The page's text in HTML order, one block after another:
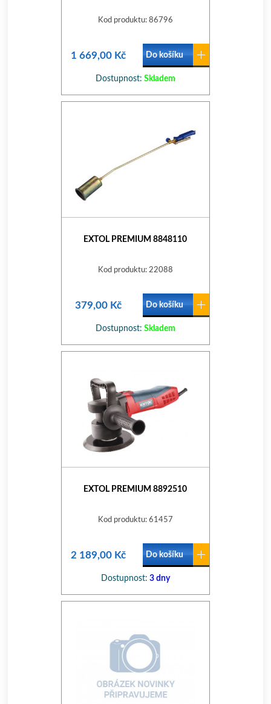
Kod produktu: 86796
1 669,00 Kč Do košíku
Dostupnost: Skladem
EXTOL PREMIUM 8848110
Kod produktu: 22088
379,00 Kč Do košíku
Dostupnost: Skladem
EXTOL PREMIUM 8892510
Kod produktu: 61457
2 189,00 Kč Do košíku
Dostupnost: 3 dny